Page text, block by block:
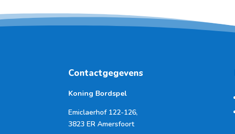
Contactgegevens
Koning Bordspel
Emiclaerhof 122-126,
3823 ER Amersfoort